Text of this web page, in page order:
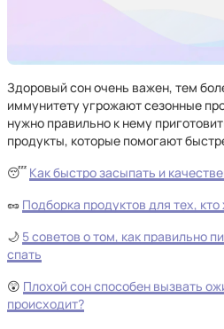
Здоровый сон очень важен, тем
иммунитету угрожают сезонные
нужно правильно к нему
продукты, которые помогают
😴 Как быстро засыпать и
🥜 Подборка продуктов для тех,
🌙 5 советов о том, как правильно
спать
😲 Плохой сон способен вызвать
происходит?